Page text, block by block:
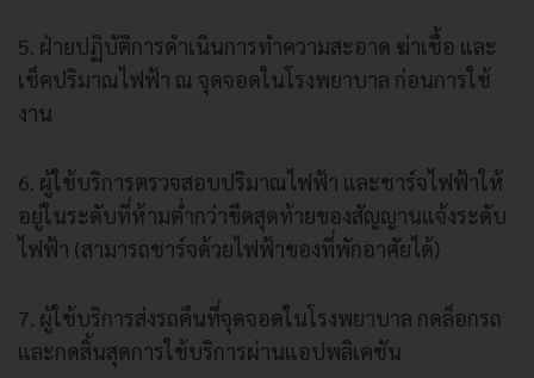
5. ฝ่ายปฏิบัติการดำเนินการทำความสะอาด ฆ่าเชื้อ และ
เช็คปริมาณไฟฟ้า ณ จุดจอดในโรงพยาบาล ก่อนการใช้
งาน
6. ผู้ใช้บริการตรวจสอบปริมาณไฟฟ้า และชาร์จไฟฟ้าให้
อยู่ในระดับที่ห้ามต่ำกว่าขีดสุดท้ายของสัญญานแจ้งระดับ
ไฟฟ้า (สามารถชาร์จด้วยไฟฟ้าของที่พักอาศัยได้)
7. ผู้ใช้บริการส่งรถคืนที่จุดจอดในโรงพยาบาล กดล็อกรถ
และกดสิ้นสุดการใช้บริการผ่านแอปพลิเคชัน